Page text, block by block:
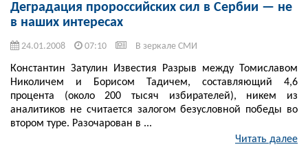
Деградация пророссийских сил в Сербии — не
в наших интересах
24.01.2008 07:10 В зеркале СМИ
Константин Затулин Известия Разрыв между Томиславом
Николичем и Борисом Тадичем, составляющий 4,6
процента (около 200 тысяч избирателей), никем из
аналитиков не считается залогом безусловной победы во
втором туре. Разочарован в ...
Читать далее